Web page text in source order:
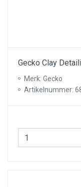
Gecko Clay
Merk: Gecko
Artikelnummer: